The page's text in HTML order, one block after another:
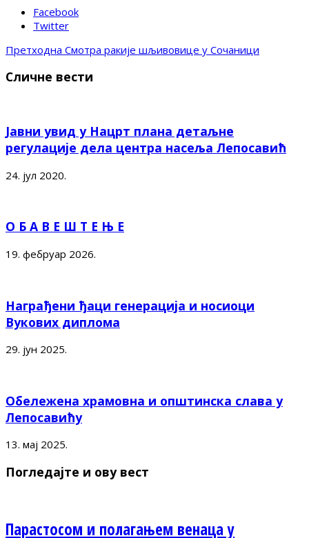
Facebook
Twitter
Претходна Смотра ракије шљивовице у Сочаници
Сличне вести
Јавни увид у Нацрт плана детаљне
регулације дела центра насеља Лепосавић
24. јул 2020.
О Б А В Е Ш Т Е Њ Е
19. фебруар 2026.
Награђени ђаци генерација и носиоци
Вукових диплома
29. јун 2025.
Обележена храмовна и општинска слава у
Лепосавићу
13. мај 2025.
Погледајте и ову вест
Парастосом и полагањем венаца у